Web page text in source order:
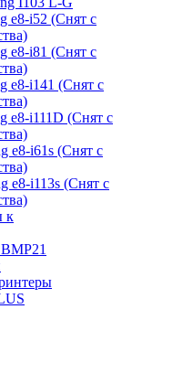
e8-i52 (Снят с
e8-i81 (Снят с
e8-i141 (Снят с
e8-i111D (Снят с
e8-i61s (Снят с
e8-i113s (Снят с
к